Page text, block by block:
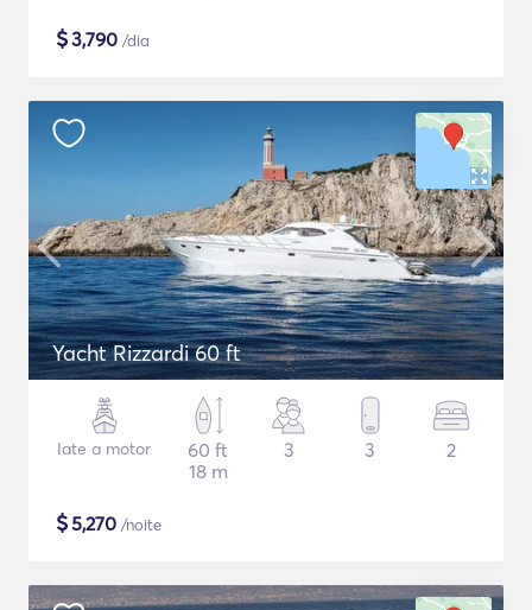
$3,790 /dia
Yacht Rizzardi 60 ft
Iate a motor
60 ft
18 m
3 3 2
$5,270 /noite